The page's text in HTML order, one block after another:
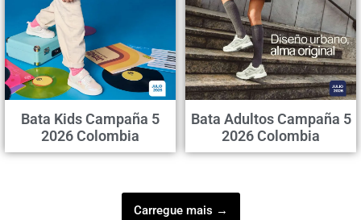
Bata Kids Campaña 5
2026 Colombia
Bata Adultos Campaña 5
2026 Colombia
Carregue mais →